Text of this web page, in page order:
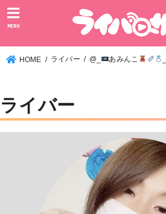
MENU
HOME ライバー @_ あみんこ
ライバー